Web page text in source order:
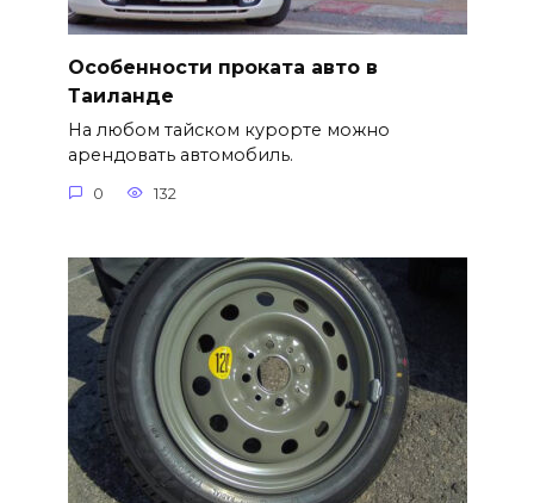
Особенности проката авто в
Таиланде
На любом тайском курорте можно
арендовать автомобиль.
0 132